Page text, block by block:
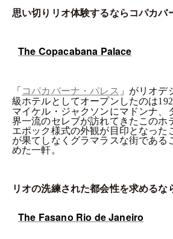
思い切りリオ体験するならコパカバ
The Copacabana Palace
「コパカバーナ・パレス 」がリオ
級ホテルとしてオープンしたのは
マイケル・ジャクソンにマドンナ、
界一流のセレブが訪れてきたこのホ
エポック様式の外観が目印となった
が果てしなくグラマラスな街である
めた一軒。
リオの洗練された都会性を求めるな
The Fasano Rio de Janeiro